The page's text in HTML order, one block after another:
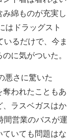
綿ものが充実し
はドラッグスト
るだけで、今ま
に気がついた。
悪さに驚いた
奪われたこともあ
、ラスベガスはか
間営業のバスが運
いても問題はな